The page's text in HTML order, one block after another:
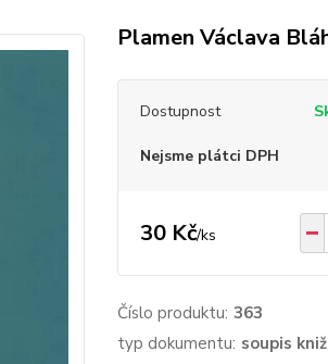
Plamen Václava
Dostupnost
Nejsme plátci DPH
30 Kč/ks
Číslo produktu: 363
typ dokumentu: soupis